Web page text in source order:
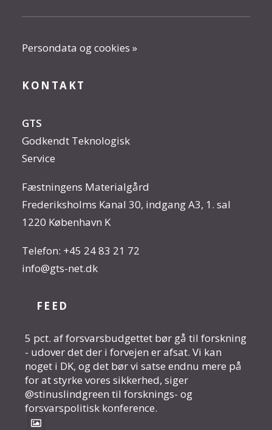
Persondata og cookies »
KONTAKT
GTS
Godkendt Teknologisk
Service
Fæstningens Materialgård
Frederiksholms Kanal 30, indgang A3, 1. sal
1220 København K
Telefon: +45 24 83 21 72
info@gts-net.dk
FEED
5 pct. af forsvarsbudgettet bør gå til forskning
- udover det der i forvejen er afsat. Vi kan
noget i DK, og det bør vi satse endnu mere på
for at styrke vores sikkerhed, siger
@stinuslindgreen til forsknings- og
forsvarspolitisk konference.